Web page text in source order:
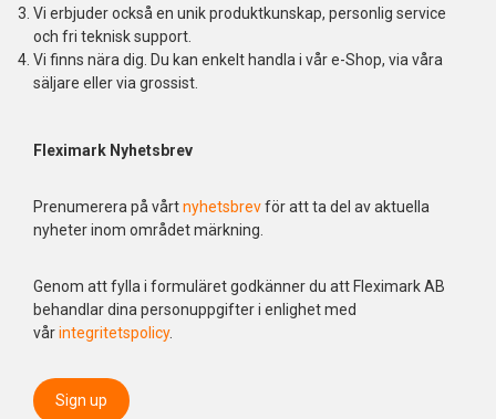
Vi erbjuder också en unik produktkunskap, personlig service
och fri teknisk support.
Vi finns nära dig. Du kan enkelt handla i vår e-Shop, via våra
säljare eller via grossist.
Fleximark Nyhetsbrev
Prenumerera på vårtnyhetsbrevför att ta del av aktuella
nyheter inom området märkning.
Genom att fylla i formuläret godkänner du att Fleximark AB
behandlar dina personuppgifter i enlighet med
vårintegritetspolicy.
Sign up